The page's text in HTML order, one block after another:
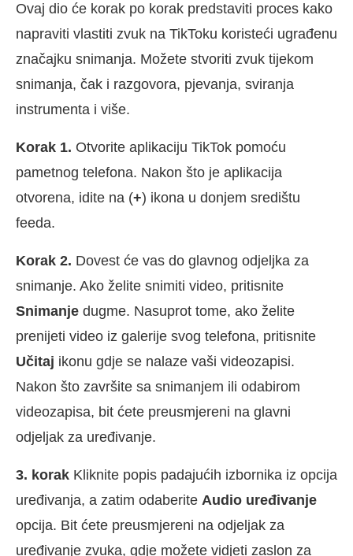
Ovaj dio će korak po korak predstaviti proces kako
napraviti vlastiti zvuk na TikToku koristeći ugrađenu
značajku snimanja. Možete stvoriti zvuk tijekom
snimanja, čak i razgovora, pjevanja, sviranja
instrumenta i više.
Korak 1. Otvorite aplikaciju TikTok pomoću
pametnog telefona. Nakon što je aplikacija
otvorena, idite na (+) ikona u donjem središtu
feeda.
Korak 2. Dovest će vas do glavnog odjeljka za
snimanje. Ako želite snimiti video, pritisnite
Snimanje dugme. Nasuprot tome, ako želite
prenijeti video iz galerije svog telefona, pritisnite
Učitaj ikonu gdje se nalaze vaši videozapisi.
Nakon što završite sa snimanjem ili odabirom
videozapisa, bit ćete preusmjereni na glavni
odjeljak za uređivanje.
3. korak Kliknite popis padajućih izbornika iz opcija
uređivanja, a zatim odaberite Audio uređivanje
opcija. Bit ćete preusmjereni na odjeljak za
uređivanje zvuka, gdje možete vidjeti zaslon za